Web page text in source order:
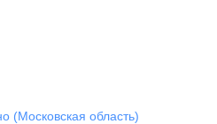
(Московская область)